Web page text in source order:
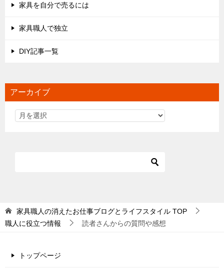
家具を自分で売るには
家具職人で独立
DIY記事一覧
アーカイブ
家具職人の消えたお仕事ブログとライフスタイル TOP
職人に役立つ情報
読者さんからの質問や感想
トップページ